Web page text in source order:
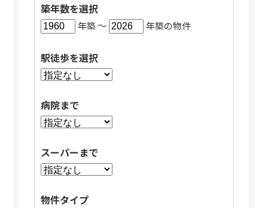
築年数を選択
年築 〜 年築の物件
駅徒歩を選択
病院まで
スーパーまで
物件タイプ